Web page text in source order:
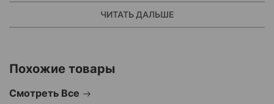
пакетика, добавлять в сухой корм для повышения
аппетита или использовать как поощрение во время
полезное, ведь содержит ценные аминокислоты и
омега-3 жирные кислоты, которые способствуют
ЧИТАТЬ ДАЛЬШЕ
Похожие товары
Смотреть Все